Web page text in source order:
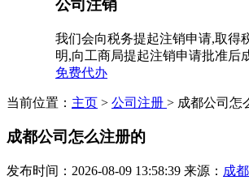
公司注销
我们会向税务提起注销申请,取得
明,向工商局提起注销申请批准后
免费代办
当前位置： 主页 > 公司注册 > 成都公司怎
成都公司怎么注册的
发布时间：2026-08-09 13:58:39 来源： 成